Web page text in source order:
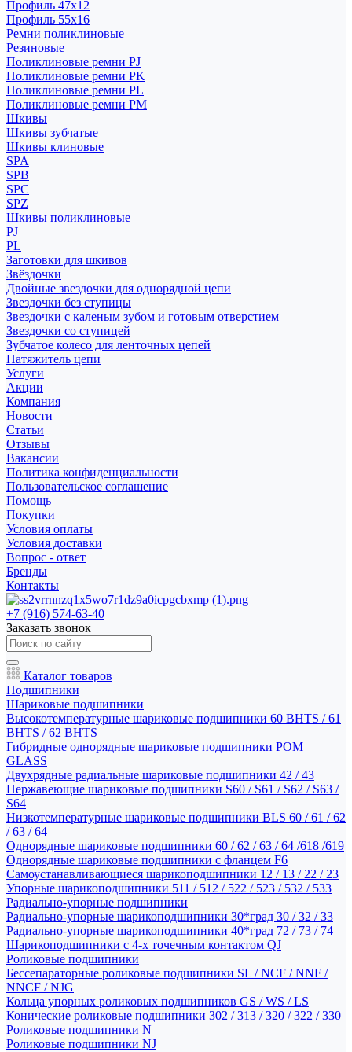
Профиль 47x12
Профиль 55x16
Ремни поликлиновые
Резиновые
Поликлиновые ремни PJ
Поликлиновые ремни PK
Поликлиновые ремни PL
Поликлиновые ремни PM
Шкивы
Шкивы зубчатые
Шкивы клиновые
SPA
SPB
SPC
SPZ
Шкивы поликлиновые
PJ
PL
Заготовки для шкивов
Звёздочки
Двойные звездочки для однорядной цепи
Звездочки без ступицы
Звездочки с каленым зубом и готовым отверстием
Звездочки со ступицей
Зубчатое колесо для ленточных цепей
Натяжитель цепи
Услуги
Акции
Компания
Новости
Статьи
Отзывы
Вакансии
Политика конфиденциальности
Пользовательское соглашение
Помощь
Покупки
Условия оплаты
Условия доставки
Вопрос - ответ
Бренды
Контакты
+7 (916) 574-63-40
Заказать звонок
Каталог товаров
Подшипники
Шариковые подшипники
Высокотемпературные шариковые подшипники 60 BHTS / 61
BHTS / 62 BHTS
Гибридные однорядные шариковые подшипники POM
GLASS
Двухрядные радиальные шариковые подшипники 42 / 43
Нержавеющие шариковые подшипники S60 / S61 / S62 / S63 /
S64
Низкотемпературные шариковые подшипники BLS 60 / 61 / 62
/ 63 / 64
Однорядные шариковые подшипники 60 / 62 / 63 / 64 /618 /619
Однорядные шариковые подшипники с фланцем F6
Самоустанавливающиеся шарикоподшипники 12 / 13 / 22 / 23
Упорные шарикоподшипники 511 / 512 / 522 / 523 / 532 / 533
Радиально-упорные подшипники
Радиально-упорные шарикоподшипники 30*град 30 / 32 / 33
Радиально-упорные шарикоподшипники 40*град 72 / 73 / 74
Шарикоподшипники с 4-х точечным контактом QJ
Роликовые подшипники
Бессепараторные роликовые подшипники SL / NCF / NNF /
NNCF / NJG
Кольца упорных роликовых подшипников GS / WS / LS
Конические роликовые подшипники 302 / 313 / 320 / 322 / 330
Роликовые подшипники N
Роликовые подшипники NJ